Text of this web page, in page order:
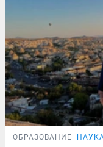
ОБРАЗОВАНИЕ